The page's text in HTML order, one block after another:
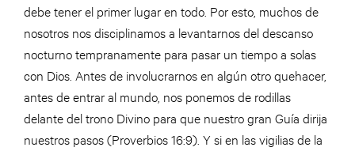
debe tener el primer lugar en todo. Por esto, muchos de
nosotros nos disciplinamos a levantarnos del descanso
nocturno tempranamente para pasar un tiempo a solas
con Dios. Antes de involucrarnos en algún otro quehacer,
antes de entrar al mundo, nos ponemos de rodillas
delante del trono Divino para que nuestro gran Guía dirija
nuestros pasos (Proverbios 16:9). Y si en las vigilias de la